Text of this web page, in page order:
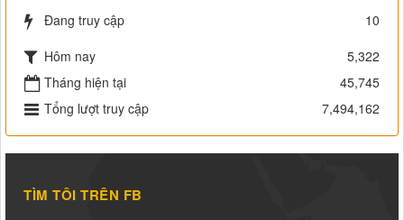
Đang truy cập
10
Hôm nay
5,322
Tháng hiện tại
45,745
Tổng lượt truy cập
7,494,162
TÌM TÔI TRÊN FB